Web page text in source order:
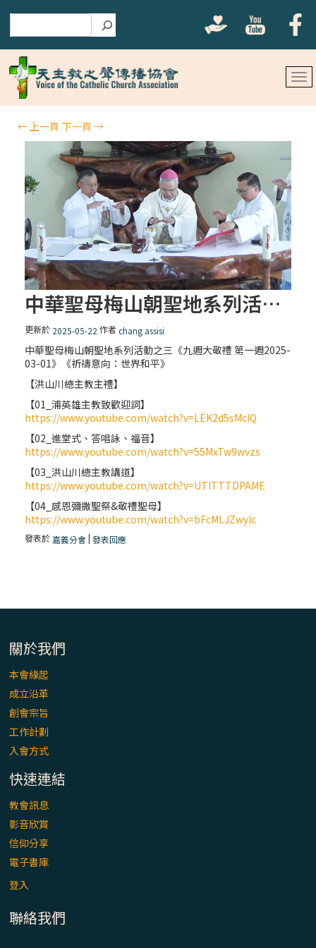
←上一頁 下一頁→
中華聖母梅山朝聖地系列活動之三《九週大敬禮 第一週 2025-03-01》《祈禱意向：世界和平》
更新於 2025-05-22 作者chang assisi
中華聖母梅山朝聖地系列活動之三《九週大敬禮 第一週2025-
03-01》《祈禱意向：世界和平》
【洪山川總主教主禮】
【01_浦英雄主教致歡迎詞】
https://www.youtube.com/watch?v=LEK2d5sMclQ
【02_進堂式、答唱詠、福音】
https://www.youtube.com/watch?v=55MxTw9wvzs
【03_洪山川總主教講道】
https://www.youtube.com/watch?v=UTlTTTDPAME
【04_感恩彌撒聖祭&敬禮聖母】
https://www.youtube.com/watch?v=bFcMLJZwylc
發表於 嘉義分會|發表回應
關於我們
本會緣起
成立沿革
創會宗旨
工作計劃
入會方式
快速連結
教會訊息
影音欣賞
信仰分享
電子書庫
登入
聯絡我們